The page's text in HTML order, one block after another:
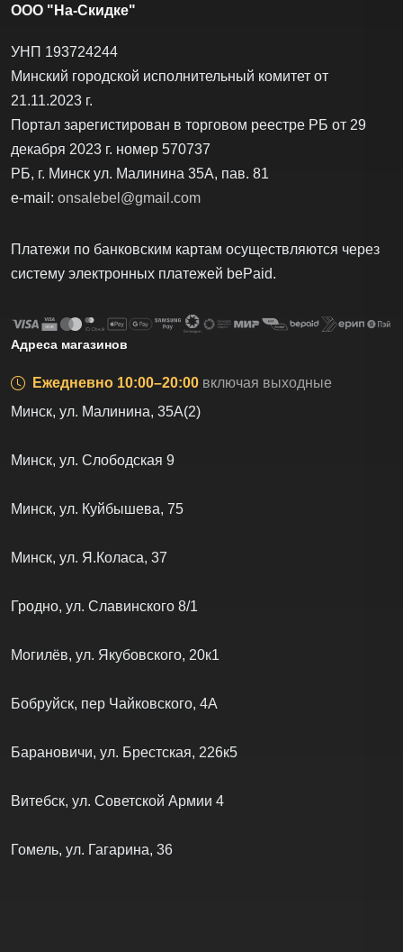
ООО "На-Скидке"
УНП 193724244
Минский городской исполнительный комитет от
21.11.2023 г.
Портал зарегистирован в торговом реестре РБ от 29
декабря 2023 г. номер 570737
РБ, г. Минск ул. Малинина 35А, пав. 81
e-mail: onsalebel@gmail.com
Платежи по банковским картам осуществляются через
систему электронных платежей bеPаid.
Адреса магазинов
Ежедневно 10:00–20:00 включая выходные
Минск, ул. Малинина, 35А(2)
Минск, ул. Слободская 9
Минск, ул. Куйбышева, 75
Минск, ул. Я.Коласа, 37
Гродно, ул. Славинского 8/1
Могилёв, ул. Якубовского, 20к1
Бобруйск, пер Чайковского, 4А
Барановичи, ул. Брестская, 226к5
Витебск, ул. Советской Армии 4
Гомель, ул. Гагарина, 36